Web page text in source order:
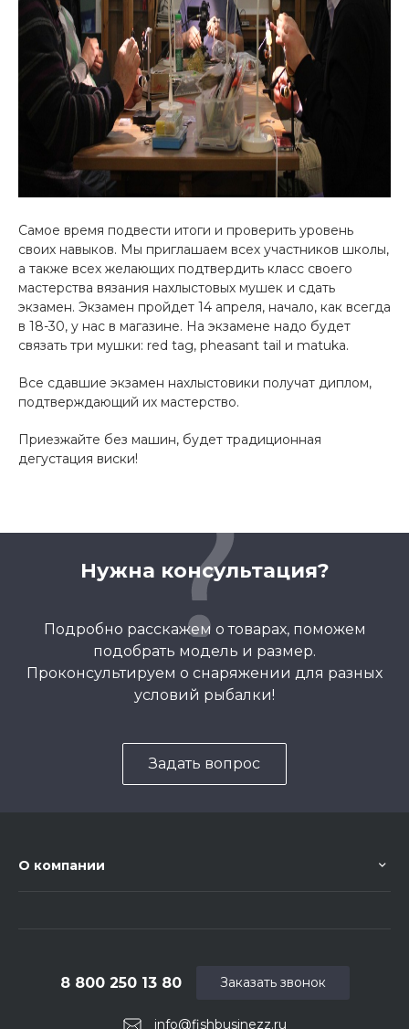
Самое время подвести итоги и проверить уровень
своих навыков. Мы приглашаем всех участников школы,
а также всех желающих подтвердить класс своего
мастерства вязания нахлыстовых мушек и сдать
экзамен. Экзамен пройдет 14 апреля, начало, как всегда
в 18-30, у нас в магазине. На экзамене надо будет
связать три мушки: red tag, pheasant tail и matuka.
Все сдавшие экзамен нахлыстовики получат диплом,
подтверждающий их мастерство.
Приезжайте без машин, будет традиционная
дегустация виски!
Нужна консультация?
Подробно расскажем о товарах, поможем
подобрать модель и размер.
Проконсультируем о снаряжении для разных
условий рыбалки!
Задать вопрос
О компании
info@fishbusinezz.ru
8 800 250 13 80 Заказать звонок